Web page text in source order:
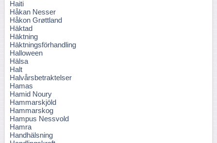
Haiti
Håkan Nesser
Håkon Grøttland
Häktad
Häktning
Häktningsförhandling
Halloween
Hälsa
Halt
Halvårsbetraktelser
Hamas
Hamid Noury
Hammarskjöld
Hammarskog
Hampus Nessvold
Hamra
Handhälsning